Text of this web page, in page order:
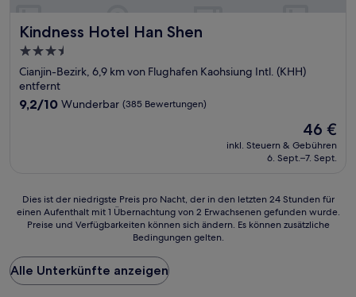
Kindness Hotel Han Shen
Kindness Hotel Han Shen
3.5-
Sterne-
Unterkunft
Cianjin-Bezirk, 6,9 km von Flughafen Kaohsiung Intl. (KHH)
entfernt
9.2
9,2/10 Wunderbar (385 Bewertungen)
Der
Preis
beträgt
46 €
inkl. Steuern & Gebühren
6. Sept.–7. Sept.
Dies
ist
Preis
pro
Nacht,
Dies ist der niedrigste Preis pro Nacht, der in den letzten 24 Stunden für
einen Aufenthalt mit 1 Übernachtung von 2 Erwachsenen gefunden wurde.
Preise und Verfügbarkeiten können sich ändern. Es können zusätzliche
Bedingungen gelten.
Alle Unterkünfte anzeigen